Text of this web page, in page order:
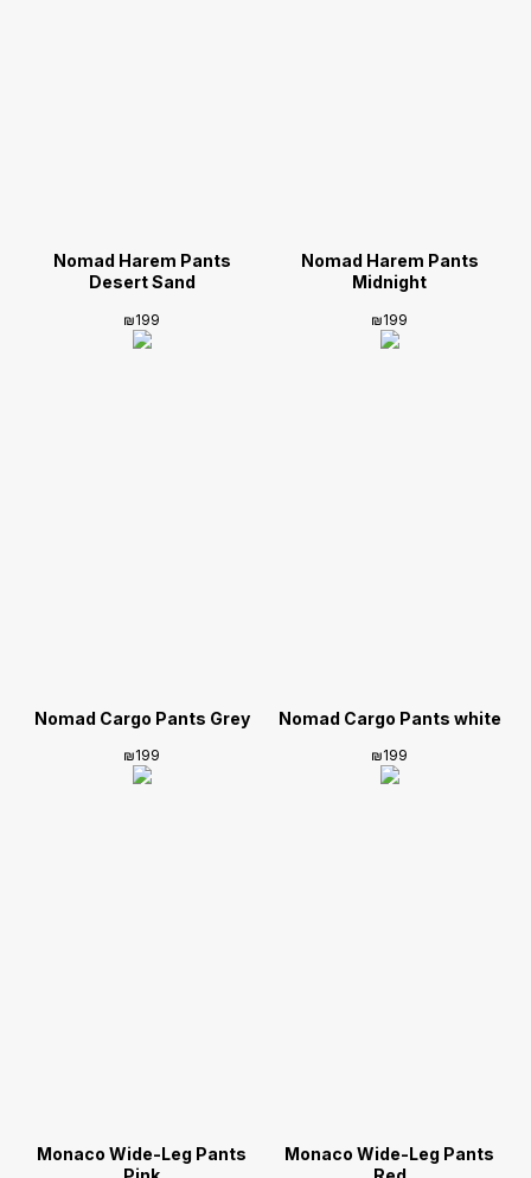
Nomad Harem Pants
Desert Sand
₪199
Nomad Harem Pants
Midnight
₪199
Nomad Cargo Pants Grey
₪199
Nomad Cargo Pants white
₪199
Monaco Wide-Leg Pants
Monaco Wide-Leg Pants